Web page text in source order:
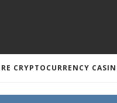
CRYPTOCURRENCY